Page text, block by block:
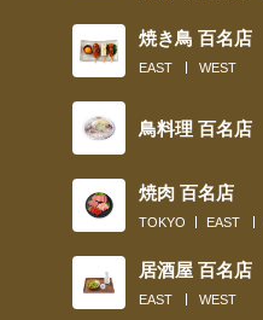
焼き鳥 百名店
EAST WEST
鳥料理 百名店
焼肉 百名店
TOKYO EAST
居酒屋 百名店
EAST WEST